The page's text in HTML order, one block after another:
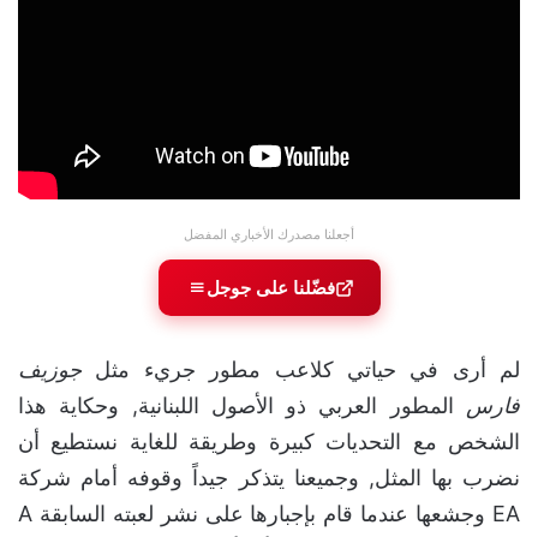
أجعلنا مصدرك الأخباري المفضل
فضّلنا على جوجل
لم أرى في حياتي كلاعب مطور جريء مثل جوزيف
فارس المطور العربي ذو الأصول اللبنانية, وحكاية هذا
الشخص مع التحديات كبيرة وطريقة للغاية نستطيع أن
نضرب بها المثل, وجميعنا يتذكر جيداً وقوفه أمام شركة
EA وجشعها عندما قام بإجبارها على نشر لعبته السابقة A